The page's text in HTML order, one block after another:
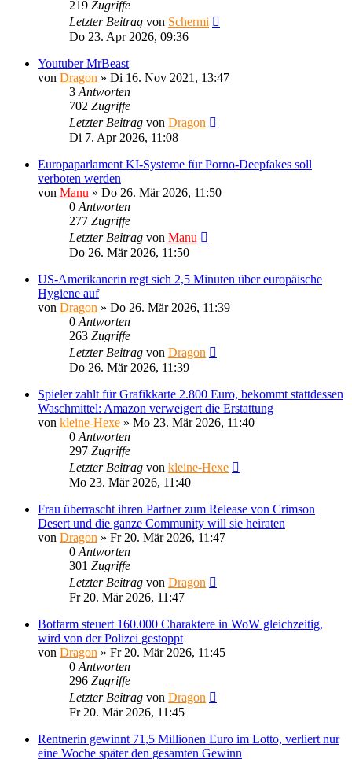
219 Zugriffe
Letzter Beitrag von Schermi
Do 23. Apr 2026, 09:36
Youtuber MrBeast
von Dragon » Di 16. Nov 2021, 13:47
3 Antworten
702 Zugriffe
Letzter Beitrag von Dragon
Di 7. Apr 2026, 11:08
Europaparlament KI-Systeme für Porno-Deepfakes soll
verboten werden
von Manu » Do 26. Mär 2026, 11:50
0 Antworten
277 Zugriffe
Letzter Beitrag von Manu
Do 26. Mär 2026, 11:50
US-Amerikanerin regt sich 2,5 Minuten über europäische
Hygiene auf
von Dragon » Do 26. Mär 2026, 11:39
0 Antworten
263 Zugriffe
Letzter Beitrag von Dragon
Do 26. Mär 2026, 11:39
Spieler zahlt für Grafikkarte 2.800 Euro, bekommt stattdessen
Waschmittel: Amazon verweigert die Erstattung
von kleine-Hexe » Mo 23. Mär 2026, 11:40
0 Antworten
297 Zugriffe
Letzter Beitrag von kleine-Hexe
Mo 23. Mär 2026, 11:40
Frau überrascht ihren Partner zum Release von Crimson
Desert und die ganze Community will sie heiraten
von Dragon » Fr 20. Mär 2026, 11:47
0 Antworten
301 Zugriffe
Letzter Beitrag von Dragon
Fr 20. Mär 2026, 11:47
Botfarm steuert 160.000 Charaktere in WoW gleichzeitig,
wird von der Polizei gestoppt
von Dragon » Fr 20. Mär 2026, 11:45
0 Antworten
296 Zugriffe
Letzter Beitrag von Dragon
Fr 20. Mär 2026, 11:45
Rentnerin gewinnt 71,5 Millionen Euro im Lotto, verliert nur
eine Woche später den gesamten Gewinn